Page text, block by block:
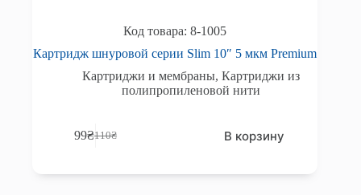
8-1005
Картридж шнуровой серии Slim 10″ 5 мкм Premium
Картриджи и мембраны,Картриджи из
полипропиленовой нити
110₴
Первоначальная
99₴Текущая
В корзину